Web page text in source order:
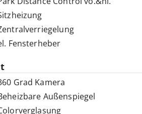
Fensterheber
Grad Kamera
Außenspiegel